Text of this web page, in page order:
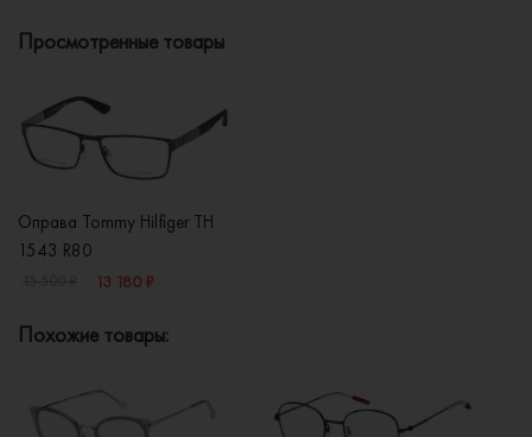
Просмотренные товары
Оправа Tommy Hilfiger TH
1543 R80
13 180 ₽
Похожие товары: